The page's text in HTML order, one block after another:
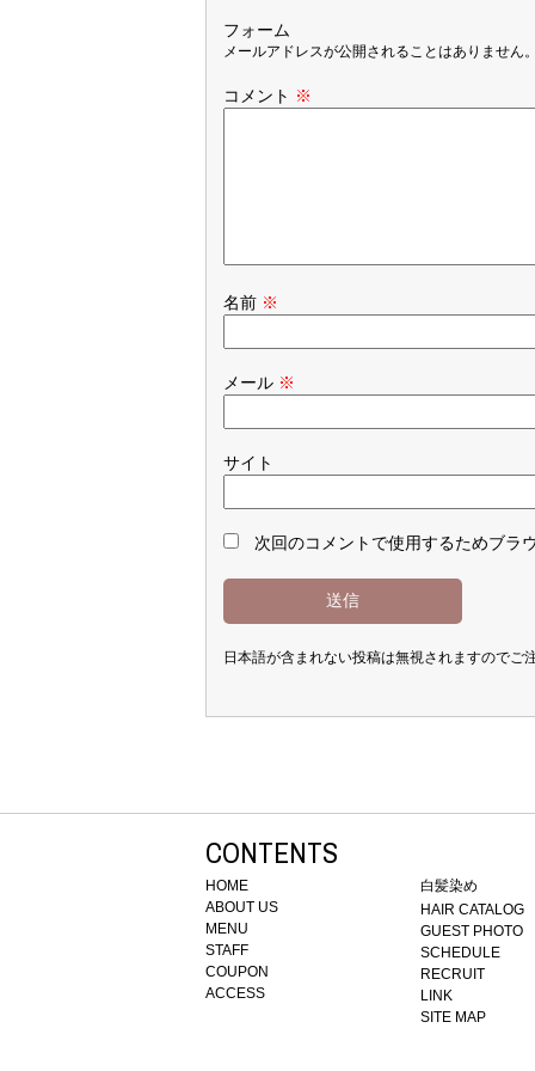
フォーム
メールアドレスが公開されることはありません
コメント ※
名前 ※
メール ※
サイト
次回のコメントで使用するためブラ
日本語が含まれない投稿は無視されますのでご
CONTENTS
HOME
ABOUT US
MENU
STAFF
COUPON
ACCESS
白髪染め
HAIR CATALOG
GUEST PHOTO
SCHEDULE
RECRUIT
LINK
SITE MAP